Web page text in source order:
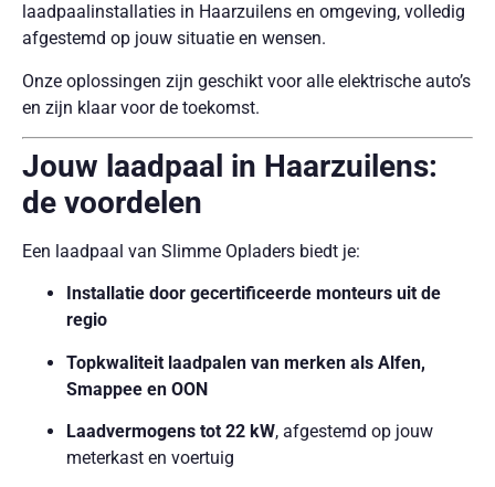
laadpaalinstallaties in Haarzuilens en omgeving, volledig
afgestemd op jouw situatie en wensen.
Onze oplossingen zijn geschikt voor alle elektrische auto’s
en zijn klaar voor de toekomst.
Jouw laadpaal in Haarzuilens:
de voordelen
Een laadpaal van Slimme Opladers biedt je:
Installatie door gecertificeerde monteurs uit de
regio
Topkwaliteit laadpalen van merken als Alfen,
Smappee en OON
Laadvermogens tot 22 kW, afgestemd op jouw
meterkast en voertuig